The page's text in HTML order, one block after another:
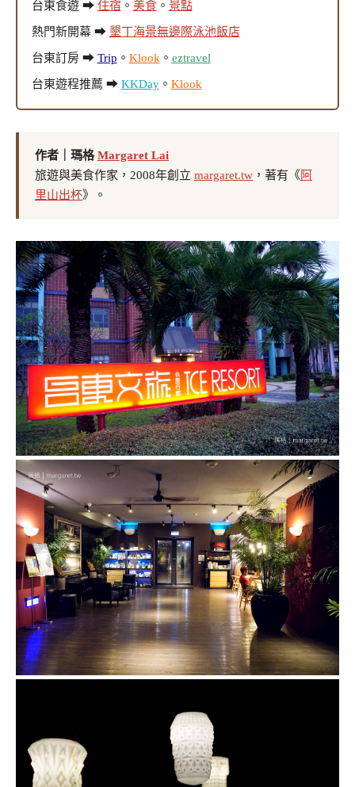
台東食遊 ➡ 住宿 。 美食。 景點
熱門新開幕 ➡ 墾丁海景無邊際泳池飯店
台東訂房 ➡ Trip 。 Klook 。 eztravel
台東遊程推薦 ➡ KKDay。 Klook
作者｜瑪格Margaret Lai
旅遊與美食作家，2008年創立 margaret.tw ，著有《阿
里山出杯》。